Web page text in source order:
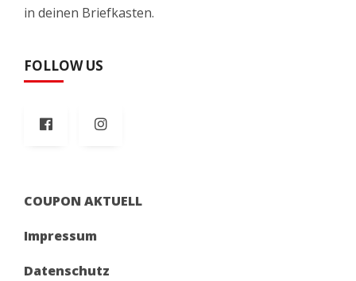
in deinen Briefkasten.
FOLLOW US
COUPON AKTUELL
Impressum
Datenschutz